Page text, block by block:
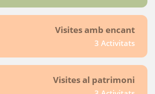
Visites amb encant
3 Activitats
Visites al patrimoni